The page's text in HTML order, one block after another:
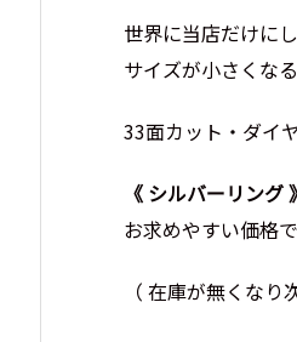
世界に当店だけに
サイズが小さくな
33面カット・ダイ
《 シルバーリング 》
お求めやすい価格
（ 在庫が無くなり